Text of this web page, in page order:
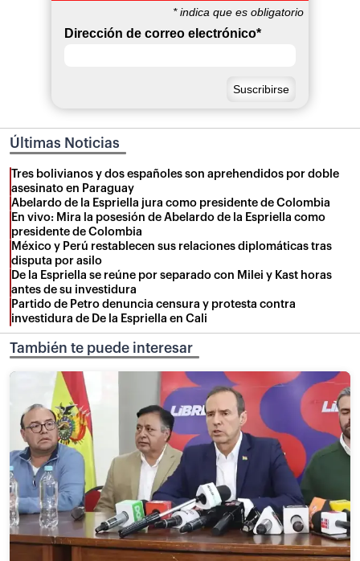
*indica que es obligatorio
Dirección de correo electrónico*
Últimas Noticias
Tres bolivianos y dos españoles son aprehendidos por doble
asesinato en Paraguay
Abelardo de la Espriella jura como presidente de Colombia
En vivo: Mira la posesión de Abelardo de la Espriella como
presidente de Colombia
México y Perú restablecen sus relaciones diplomáticas tras
disputa por asilo
De la Espriella se reúne por separado con Milei y Kast horas
antes de su investidura
Partido de Petro denuncia censura y protesta contra
investidura de De la Espriella en Cali
También te puede interesar